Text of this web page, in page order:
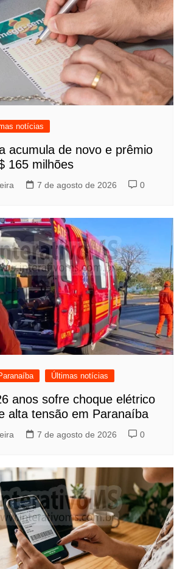
notícias
acumula de novo e prêmio
165 milhões
7 de agosto de 2026 0
Últimas notícias
anos sofre choque elétrico
alta tensão em Paranaíba
7 de agosto de 2026 0